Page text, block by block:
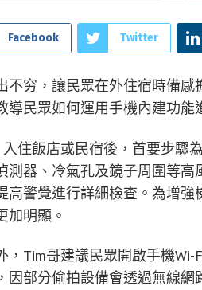
Facebook Twitter
不穷，讓民眾在外住宿時備
導民眾如何運用手機內建功
住飯店或民宿後，首要步驟
測器、冷氣孔及鏡子周圍等
高警覺進行詳細檢查。為增
加明顯。
，Tim哥建議民眾開啟手機Wi-
因部分偷拍設備會透過無線